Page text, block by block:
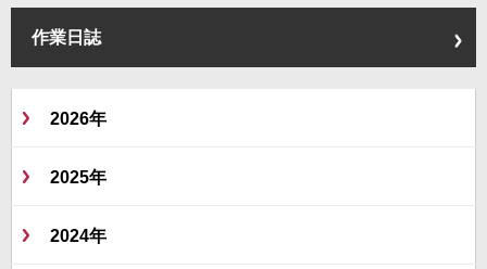
作業日誌
2026年
2025年
2024年